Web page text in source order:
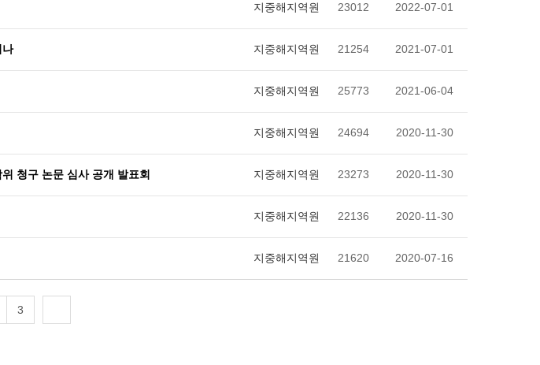
지중해지역원 23012 2022-07-01
나 지중해지역원 21254 2021-07-01
지중해지역원 25773 2021-06-04
지중해지역원 24694 2020-11-30
청구 논문 심사 공개 발표회 지중해지역원 23273 2020-11-30
지중해지역원 22136 2020-11-30
지중해지역원 21620 2020-07-16
3